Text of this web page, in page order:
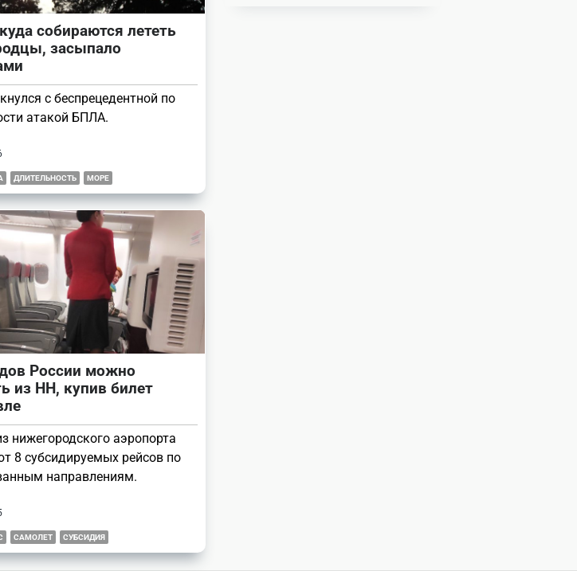
собираются лететь
засыпало
с беспрецедентной по
атакой БПЛА.
ДЛИТЕЛЬНОСТЬ МОРЕ
России можно
из НН, купив билет
нижегородского аэропорта
8 субсидируемых рейсов по
направлениям.
САМОЛЕТ СУБСИДИЯ